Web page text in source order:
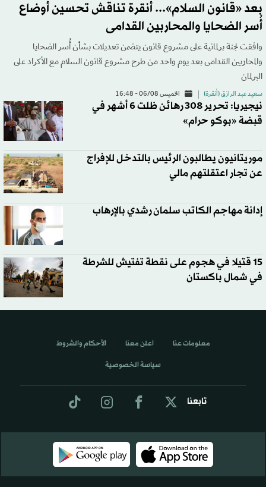
بعد «قانون السلام»... أنقرة تناقش تحسين أوضاع
أُسر الضحايا والمحاربين القدامى
وافقت لجنة برلمانية على مشروع قانون يتضمن تعديلات بشأن أُسر الضحايا
والمحاربين القدامى بعد يوم واحد من طرح مشروع قانون السلام مع الأكراد على
البرلمان
سعيد عبد الرازق (أنقرة) الخميس 06/08 - 16:48
نيجيريا: تحرير 308 رهائن ظلت 6 أشهر في
قبضة «بوكو حرام»
موريتانيون يطالبون الرئيس بالتدخل للإفراج
عن تجار اعتقلتهم مالي
إدانة مهاجم الكاتب سلمان رشدي بالإرهاب
15 قتيلا في هجوم على نقطة تفتيش للشرطة
في شمال باكستان
تابعنا
معلومات عنا اعلن معنا الأحكام والشروط
سياسة الخصوصية